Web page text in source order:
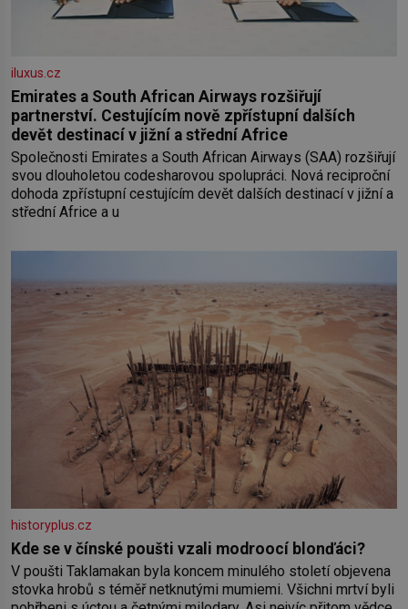
iluxus.cz
Emirates a South African Airways rozšiřují
partnerství. Cestujícím nově zpřístupní dalších
devět destinací v jižní a střední Africe
Společnosti Emirates a South African Airways (SAA) rozšiřují
svou dlouholetou codesharovou spolupráci. Nová reciproční
dohoda zpřístupní cestujícím devět dalších destinací v jižní a
střední Africe a u
historyplus.cz
Kde se v čínské poušti vzali modroocí blonďáci?
V poušti Taklamakan byla koncem minulého století objevena
stovka hrobů s téměř netknutými mumiemi. Všichni mrtví byli